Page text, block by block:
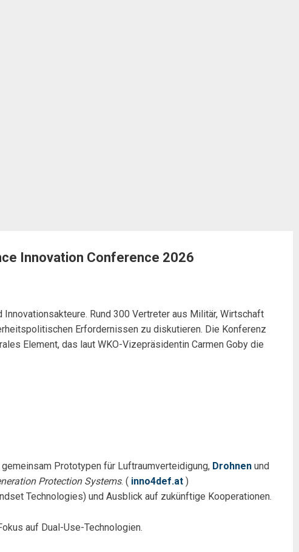
Innovation Conference 2026
Rund 300 Vertreter aus Militär, Wirtschaft
Erfordernissen zu diskutieren. Die Konferenz
Element, das laut WKO-Vizepräsidentin Carmen Goby die
Prototypen für Luftraumverteidigung, Drohnenund
Protection Systems. ( inno4def.at)
Technologies) und Ausblick auf zukünftige Kooperationen.
auf Dual-Use-Technologien.